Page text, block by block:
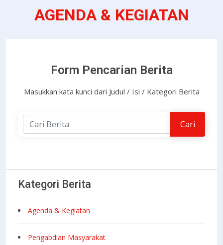
AGENDA & KEGIATAN
Form Pencarian Berita
Masukkan kata kunci dari Judul / Isi / Kategori Berita
Kategori Berita
Agenda & Kegiatan
Pengabdian Masyarakat